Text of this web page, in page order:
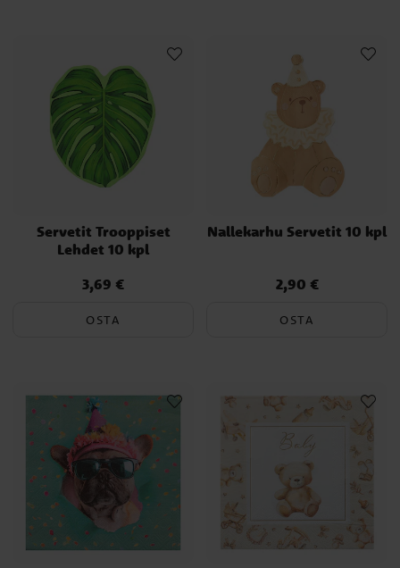
Servetit Trooppiset
Lehdet 10 kpl
Hinta:3,69 €
3,69 €
OSTA
Nallekarhu Servetit 10 kpl
Hinta:2,90 €
2,90 €
OSTA